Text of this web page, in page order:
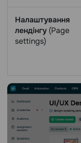
Налаштування
лендінгу (Page
settings)